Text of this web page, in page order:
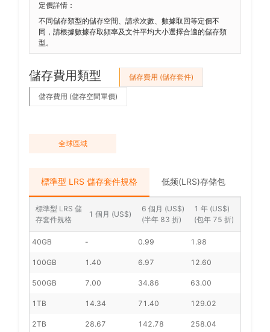
定價詳情：
不同儲存類型的儲存空間、請求次數、數據取回等定價不
同，請根據數據存取頻率及文件平均大小選擇合適的儲存類
型。
儲存費用類型 儲存費用 (儲存套件)
儲存費用 (儲存空間單價)
全球區域
標準型 LRS 儲存套件規格 低频(LRS)存储包
標準型 LRS 儲
存套件規格
1 個月 (US$)
6 個月 (US$)
(半年 83 折)
1 年 (US$)
(包年 75 折)
40GB - 0.99 1.98
100GB 1.40 6.97 12.60
500GB 7.00 34.86 63.00
1TB 14.34 71.40 129.02
2TB 28.67 142.78 258.04